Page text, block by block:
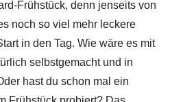
Frühstück, denn jenseits von
noch so viel mehr leckere
in den Tag. Wie wäre es mit
selbstgemacht und in
hast du schon mal ein